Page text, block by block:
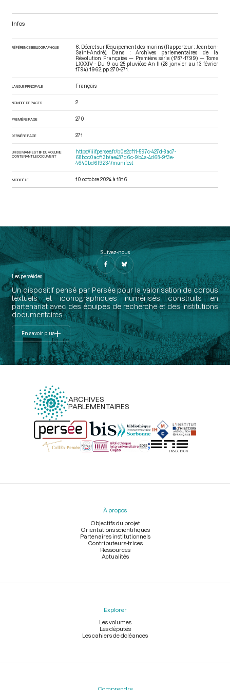
Infos
RÉFÉRENCE BIBLIOGRAPHIQUE
6. Décret sur l’équipement des marins (Rapporteur : Jeanbon-
Saint-André). Dans : Archives parlementaires de la
Révolution Française — Première série (1787-1799) — Tome
LXXXIV - Du 9 au 25 pluviôse An II (28 janvier au 13 février
1794) . 1962. pp. 270-271.
LANGUE PRINCIPALE Français
NOMBRE DE PAGES 2
PREMIÈRE PAGE 270
DERNIÈRE PAGE 271
URI DU MANIFEST IIIF DU VOLUME
CONTENANT LE DOCUMENT
https://iiif.persee.fr/b0e2cf11-597c-427d-8ac7-
68bcc0acf13b/ae487d6c-9b4a-4d68-9f3e-
4640bd6f9234/manifest
MODIFIÉ LE 10 octobre 2024 à 18:16
Suivez-nous
Les perséides
Un dispositif pensé par Persée pour la valorisation de corpus
textuels et iconographiques numérisés construits en
partenariat avec des équipes de recherche et des institutions
documentaires.
En savoir plus
ARCHIVES
PARLEMENTAIRES
Menu
À propos
Objectifs du projet
Orientations scientifiques
Partenaires institutionnels
Contributeurs-trices
Ressources
Actualités
Explorer
Les volumes
Les députés
Les cahiers de doléances
Comprendre